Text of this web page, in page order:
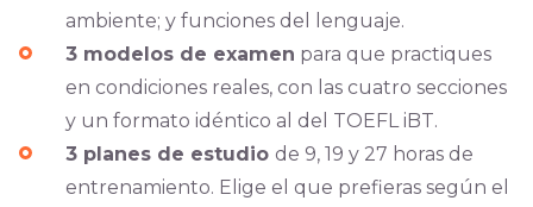
ambiente; y funciones del lenguaje.
3 modelos de examen para que practiques
en condiciones reales, con las cuatro secciones
y un formato idéntico al del TOEFL iBT.
3 planes de estudio de 9, 19 y 27 horas de
entrenamiento. Elige el que prefieras según el